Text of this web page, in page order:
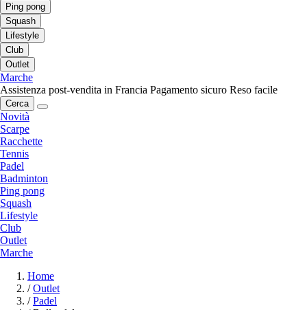
Ping pong
Squash
Lifestyle
Club
Outlet
Marche
Assistenza post-vendita in Francia Pagamento sicuro Reso facile
Cerca
Novità
Scarpe
Racchette
Tennis
Padel
Badminton
Ping pong
Squash
Lifestyle
Club
Outlet
Marche
Home
/ Outlet
/ Padel